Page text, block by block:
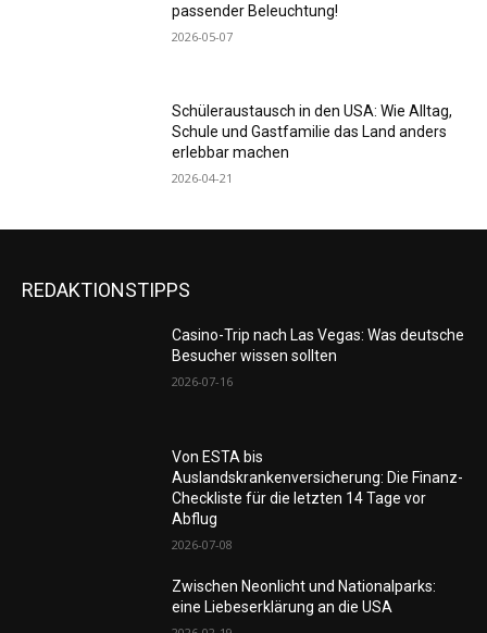
passender Beleuchtung!
2026-05-07
Schüleraustausch in den USA: Wie Alltag,
Schule und Gastfamilie das Land anders
erlebbar machen
2026-04-21
REDAKTIONSTIPPS
Casino-Trip nach Las Vegas: Was deutsche
Besucher wissen sollten
2026-07-16
Von ESTA bis
Auslandskrankenversicherung: Die Finanz-
Checkliste für die letzten 14 Tage vor
Abflug
2026-07-08
Zwischen Neonlicht und Nationalparks:
eine Liebeserklärung an die USA